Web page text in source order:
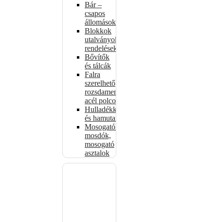
Bár –
csapos
állomások
Blokkok
utalványokhoz,
rendelésekhez
Bővítők
és tálcák
Falra
szerelhető
rozsdamentes
acél polcok
Hulladékkosarak
és hamutartók
Mosogatók,
mosdók,
mosogató
asztalok